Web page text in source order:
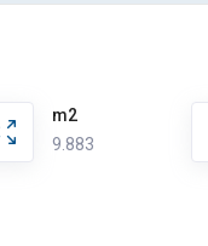
m2
9.883